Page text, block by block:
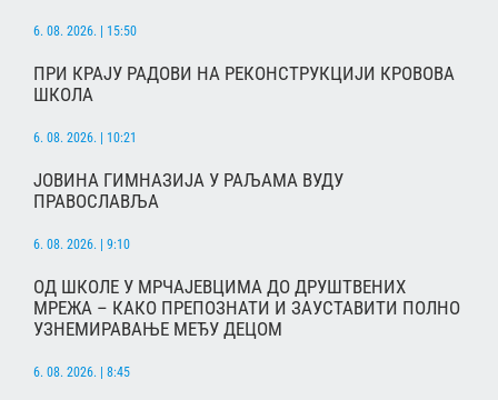
6. 08. 2026. | 15:50
ПРИ КРАЈУ РАДОВИ НА РЕКОНСТРУКЦИЈИ КРОВОВА
ШКОЛА
6. 08. 2026. | 10:21
ЈОВИНА ГИМНАЗИЈА У РАЉАМА ВУДУ
ПРАВОСЛАВЉА
6. 08. 2026. | 9:10
ОД ШКОЛЕ У МРЧАЈЕВЦИМА ДО ДРУШТВЕНИХ
МРЕЖА – КАКО ПРЕПОЗНАТИ И ЗАУСТАВИТИ ПОЛНО
УЗНЕМИРАВАЊЕ МЕЂУ ДЕЦОМ
6. 08. 2026. | 8:45